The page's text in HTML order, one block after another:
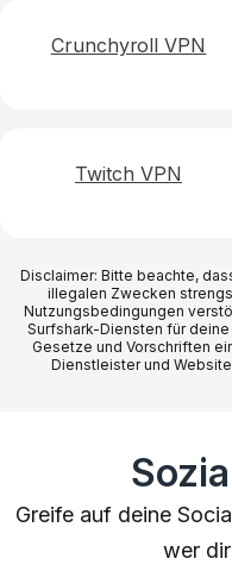
Crunchyroll VPN
Twitch VPN
Disclaimer: Bitte beachte,
illegalen Zwecken
Nutzungsbedingungen
Surfshark-Diensten für
Gesetze und Vorschriften
Dienstleister und
Greife auf deine
wer